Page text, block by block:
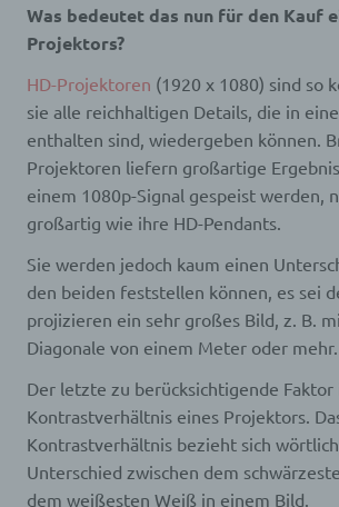
Was bedeutet das nun für den Kauf
Projektors?
HD-Projektoren (1920 x 1080) sind so
sie alle reichhaltigen Details, die in
enthalten sind, wiedergeben können.
Projektoren liefern großartige
einem 1080p-Signal gespeist werden,
großartig wie ihre HD-Pendants.
Sie werden jedoch kaum einen
den beiden feststellen können, es sei
projizieren ein sehr großes Bild, z. B.
Diagonale von einem Meter oder mehr.
Der letzte zu berücksichtigende Faktor
Kontrastverhältnis eines Projektors.
Kontrastverhältnis bezieht sich
Unterschied zwischen dem
dem weißesten Weiß in einem Bild.